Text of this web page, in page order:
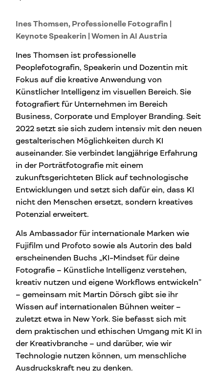
Ines Thomsen, Professionelle Fotografin |
Keynote Speakerin | Women in AI Austria
Ines Thomsen ist professionelle
Peoplefotografin, Speakerin und Dozentin mit
Fokus auf die kreative Anwendung von
Künstlicher Intelligenz im visuellen Bereich. Sie
fotografiert für Unternehmen im Bereich
Business, Corporate und Employer Branding. Seit
2022 setzt sie sich zudem intensiv mit den neuen
gestalterischen Möglichkeiten durch KI
auseinander. Sie verbindet langjährige Erfahrung
in der Porträtfotografie mit einem
zukunftsgerichteten Blick auf technologische
Entwicklungen und setzt sich dafür ein, dass KI
nicht den Menschen ersetzt, sondern kreatives
Potenzial erweitert.
Als Ambassador für internationale Marken wie
Fujifilm und Profoto sowie als Autorin des bald
erscheinenden Buchs „KI-Mindset für deine
Fotografie – Künstliche Intelligenz verstehen,
kreativ nutzen und eigene Workflows entwickeln”
– gemeinsam mit Martin Dörsch gibt sie ihr
Wissen auf internationalen Bühnen weiter –
zuletzt etwa in New York. Sie befasst sich mit
dem praktischen und ethischen Umgang mit KI in
der Kreativbranche – und darüber, wie wir
Technologie nutzen können, um menschliche
Ausdruckskraft neu zu denken.